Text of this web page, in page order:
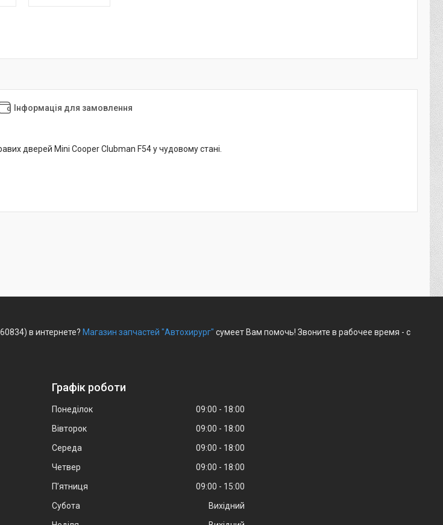
Інформація для замовлення
дверей Mini Cooper Clubman F54 у чудовому стані.
в интернете? Магазин запчастей "Автохирург" сумеет Вам помочь! Звоните в рабочее время - с
Графік роботи
Понеділок 09:00
18:00
Вівторок
09:00
18:00
Середа
09:00
18:00
Четвер
09:00
18:00
Пʼятниця
09:00
15:00
Субота
Вихідний